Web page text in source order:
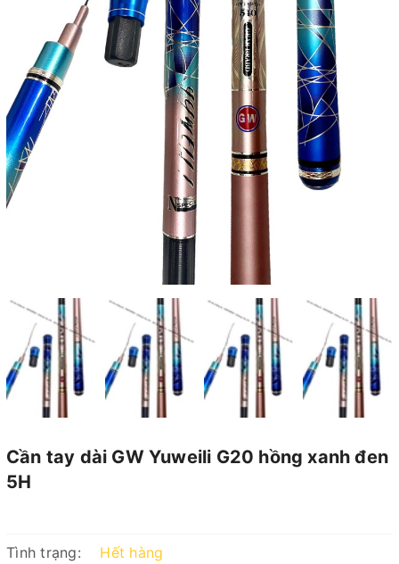
Cần tay dài GW Yuweili G20 hồng xanh đen
5H
Tình trạng:
Hết hàng